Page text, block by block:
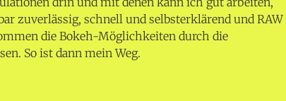
zuverlässig, schnell und selbsterklärend und RAW
die Bokeh-Möglichkeiten durch die
So ist dann mein Weg.